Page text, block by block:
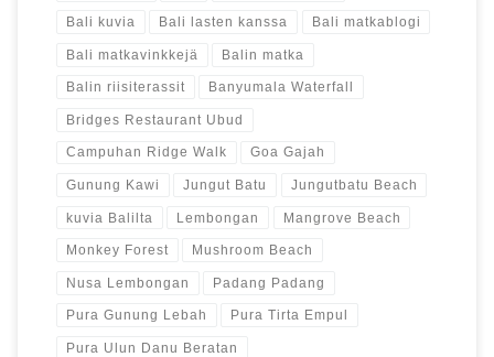
Bali kuvia Bali lasten kanssa Bali matkablogi
Bali matkavinkkejä Balin matka
Balin riisiterassit Banyumala Waterfall
Bridges Restaurant Ubud
Campuhan Ridge Walk Goa Gajah
Gunung Kawi Jungut Batu Jungutbatu Beach
kuvia Balilta Lembongan Mangrove Beach
Monkey Forest Mushroom Beach
Nusa Lembongan Padang Padang
Pura Gunung Lebah Pura Tirta Empul
Pura Ulun Danu Beratan